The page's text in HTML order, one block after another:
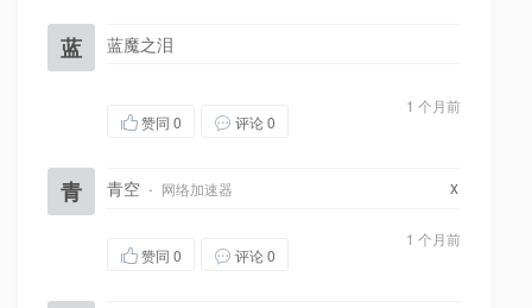
蓝 蓝魔之泪
1 个月前
赞同 0 评论 0
青 青空 · 网络加速器 x
1 个月前
赞同 0 评论 0